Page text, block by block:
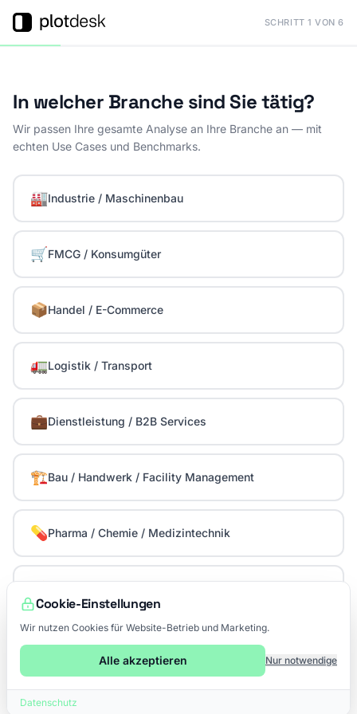
SCHRITT 1 VON 6
In welcher Branche sind Sie tätig?
Wir passen Ihre gesamte Analyse an Ihre Branche an — mit
echten Use Cases und Benchmarks.
🏭Industrie / Maschinenbau
🛒FMCG / Konsumgüter
📦Handel / E-Commerce
🚛Logistik / Transport
💼Dienstleistung / B2B Services
🏗️Bau / Handwerk / Facility Management
💊Pharma / Chemie / Medizintechnik
🔧Andere
Cookie-Einstellungen
Wir nutzen Cookies für Website-Betrieb und Marketing.
Alle akzeptieren Nur notwendige
Datenschutz